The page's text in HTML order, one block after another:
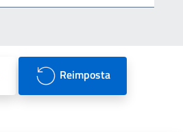
Reimposta